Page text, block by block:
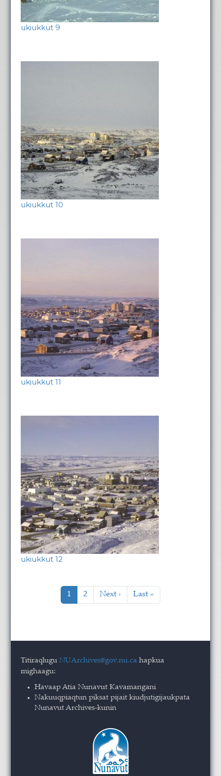
ukiukkut 9
ukiukkut 10
ukiukkut 11
ukiukkut 12
Pagination
Current page
1 Page
2 Next page
Next › Last page
Last »
TitiraqluguNUArchives@gov.nu.ca hapkua
mighaagu:
Havaap Atia Nunavut Kavamangani
Nakuuqpiaqtun piksat pijait kiudjutigijaukpata
Nunavut Archives-kunin